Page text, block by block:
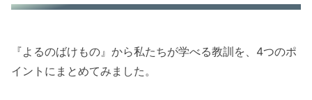
『よるのばけもの』から私たちが学べる教訓を、4つのポ
イントにまとめてみました。